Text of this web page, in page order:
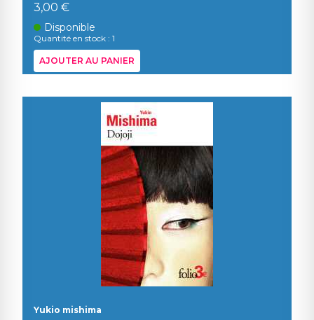
3,00 €
Disponible
Quantité en stock : 1
AJOUTER AU PANIER
Yukio mishima